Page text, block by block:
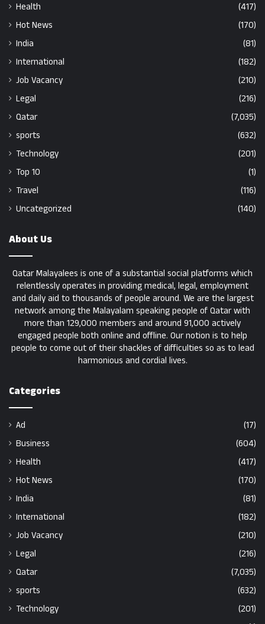
Health
(417)
Hot News
(170)
India
(81)
International
(182)
Job Vacancy
(210)
Legal
(216)
Qatar
(7,035)
sports
(632)
Technology
(201)
Top 10
(1)
Travel
(116)
Uncategorized
(140)
About Us
Qatar Malayalees is one of a substantial social platforms which
relentlessly operates in providing medical, legal, employment
and daily aid to thousands of people around. We are the largest
network among the Malayalam speaking people of Qatar with
more than 129,000 members and around 91,000 actively
engaged people both online and offline. Our notion is to help
people to come out of their shackles of difficulties so as to lead
harmonious and cordial lives.
Categories
Ad
(17)
Business
(604)
Health
(417)
Hot News
(170)
India
(81)
International
(182)
Job Vacancy
(210)
Legal
(216)
Qatar
(7,035)
sports
(632)
Technology
(201)